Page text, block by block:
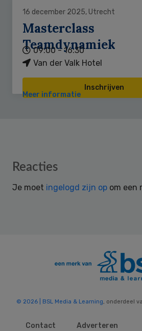
16 december 2025, Utrecht
Masterclass
Teamdynamiek
09:00 - 16:30
Van der Valk Hotel
Inschrijven
Meer informatie
Reader
Reacties
Je moet ingelogd zijn op om een
© 2026 | BSL Media & Learning , onderdeel
Contact Adverteren